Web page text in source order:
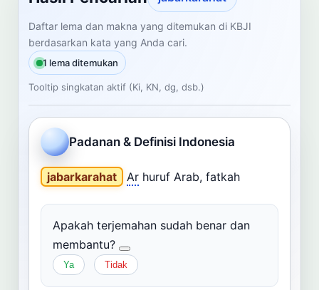
CARI LEMA JAWA
Masukkan kata Jawa
Dashboard Pencarian
Daftar lema dan makna yang ditemukan di KBJI
berdasarkan kata yang Anda cari.
1 lema ditemukan
Tooltip singkatan aktif (Ki, KN, dg, dsb.)
Padanan & Definisi Indonesia
jabarkarahat Ar huruf Arab, fatkah
Apakah terjemahan sudah benar dan
membantu?
Ya Tidak